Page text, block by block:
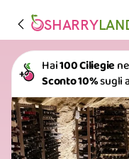
SHARRY
Hai100 Ciliegie
Sconto 10%sugli